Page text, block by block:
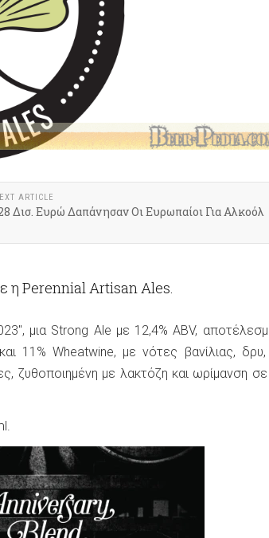
ARTICLE
Δισ. Ευρώ Δαπάνησαν Οι Ευρωπαίοι Για Αλκοόλ
η Perennial Artisan Ales.
μια Strong Ale με 12,4% ABV,
11% Wheatwine, με νότες βανίλιας, δρυ,
ζυθοποιημένη με λακτόζη και ωρίμανση σε